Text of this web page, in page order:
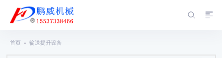
首页 输送提升设备